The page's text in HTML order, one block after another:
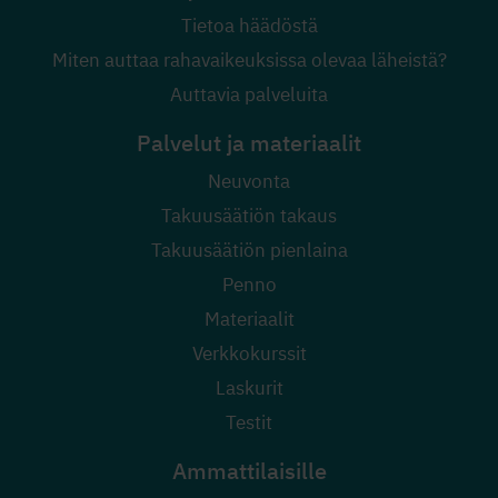
Tietoa häädöstä
Miten auttaa rahavaikeuksissa olevaa läheistä?
Auttavia palveluita
Palvelut ja materiaalit
Neuvonta
Takuusäätiön takaus
Takuusäätiön pienlaina
Penno
Materiaalit
Verkkokurssit
Laskurit
Testit
Ammattilaisille